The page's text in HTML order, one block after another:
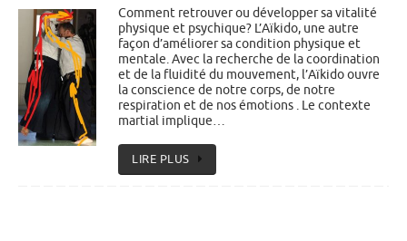
Comment retrouver ou développer sa vitalité
physique et psychique? L’Aïkido, une autre
façon d’améliorer sa condition physique et
mentale. Avec la recherche de la coordination
et de la fluidité du mouvement, l’Aïkido ouvre
la conscience de notre corps, de notre
respiration et de nos émotions . Le contexte
martial implique…
LIRE PLUS